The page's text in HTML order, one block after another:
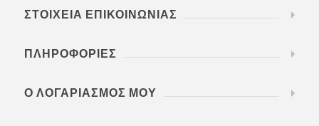
ΣΤΟΙΧΕΊΑ ΕΠΙΚΟΙΝΩΝΊΑΣ
ΠΛΗΡΟΦΟΡΊΕΣ
Ο ΛΟΓΑΡΙΑΣΜΌΣ ΜΟΥ